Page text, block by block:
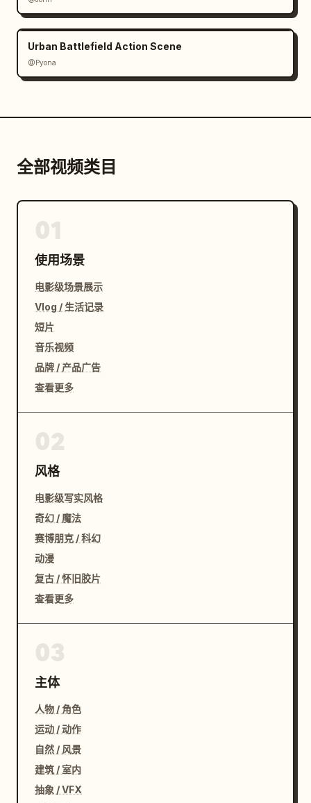
Urban Battlefield Action Scene
@Pyona
全部视频类目
使用场景
电影级场景展示
Vlog / 生活记录
短片
音乐视频
品牌 / 产品广告
查看更多
风格
电影级写实风格
奇幻 / 魔法
赛博朋克 / 科幻
动漫
复古 / 怀旧胶片
查看更多
主体
人物 / 角色
运动 / 动作
自然 / 风景
建筑 / 室内
抽象 / VFX